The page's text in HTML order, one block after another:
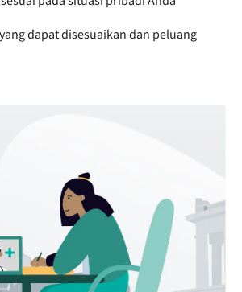
dapat disesuaikan dan peluang